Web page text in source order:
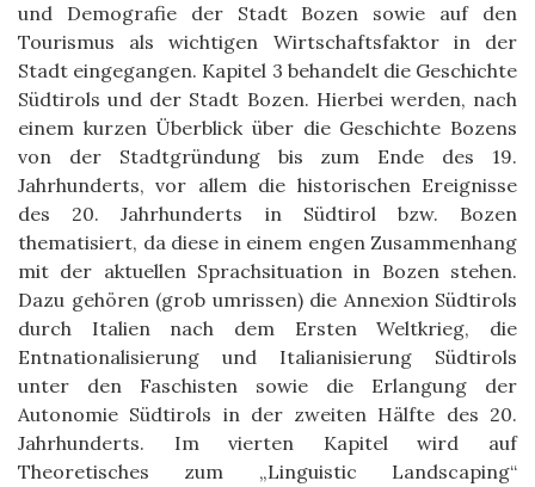
und Demografie der Stadt Bozen sowie auf den
Tourismus als wichtigen Wirtschaftsfaktor in der
Stadt eingegangen. Kapitel 3 behandelt die Geschichte
Südtirols und der Stadt Bozen. Hierbei werden, nach
einem kurzen Überblick über die Geschichte Bozens
von der Stadtgründung bis zum Ende des 19.
Jahrhunderts, vor allem die historischen Ereignisse
des 20. Jahrhunderts in Südtirol bzw. Bozen
thematisiert, da diese in einem engen Zusammenhang
mit der aktuellen Sprachsituation in Bozen stehen.
Dazu gehören (grob umrissen) die Annexion Südtirols
durch Italien nach dem Ersten Weltkrieg, die
Entnationalisierung und Italianisierung Südtirols
unter den Faschisten sowie die Erlangung der
Autonomie Südtirols in der zweiten Hälfte des 20.
Jahrhunderts. Im vierten Kapitel wird auf
Theoretisches zum „Linguistic Landscaping“